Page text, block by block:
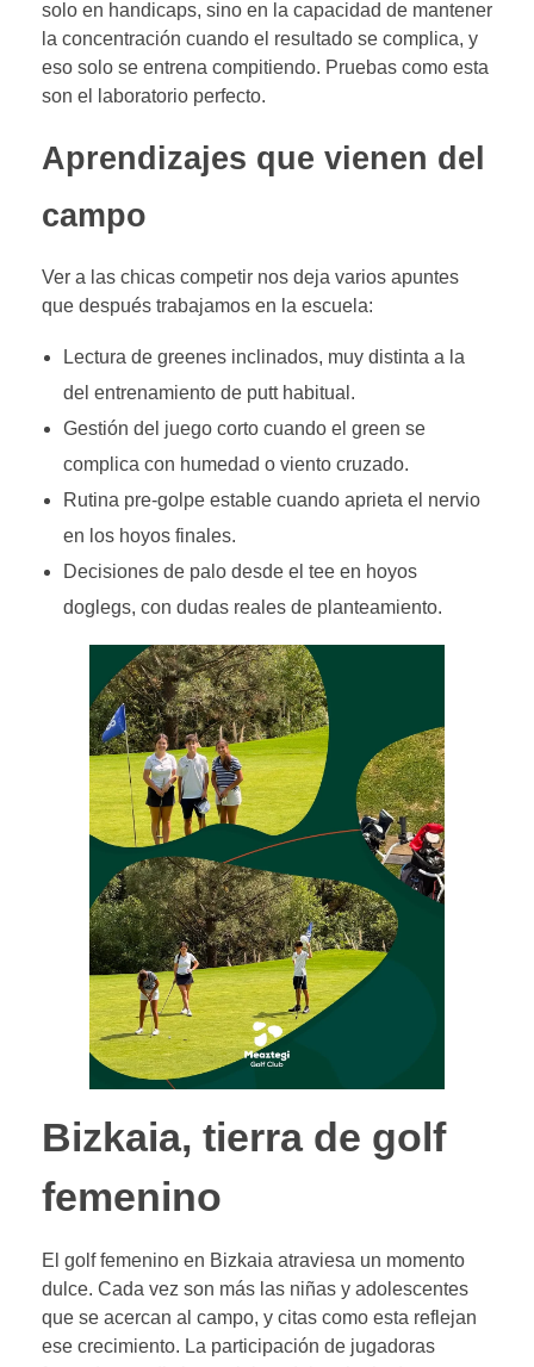
solo en handicaps, sino en la capacidad de mantener
la concentración cuando el resultado se complica, y
eso solo se entrena compitiendo. Pruebas como esta
son el laboratorio perfecto.
Aprendizajes que vienen del
campo
Ver a las chicas competir nos deja varios apuntes
que después trabajamos en la escuela:
Lectura de greenes inclinados, muy distinta a la
del entrenamiento de putt habitual.
Gestión del juego corto cuando el green se
complica con humedad o viento cruzado.
Rutina pre-golpe estable cuando aprieta el nervio
en los hoyos finales.
Decisiones de palo desde el tee en hoyos
doglegs, con dudas reales de planteamiento.
Bizkaia, tierra de golf
femenino
El golf femenino en Bizkaia atraviesa un momento
dulce. Cada vez son más las niñas y adolescentes
que se acercan al campo, y citas como esta reflejan
ese crecimiento. La participación de jugadoras